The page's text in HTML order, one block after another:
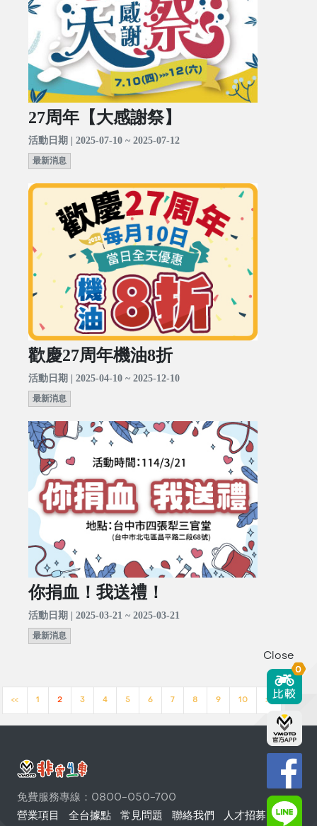
27周年【大感謝祭】
活動日期 | 2025-07-10 ~ 2025-07-12
最新消息
歡慶27周年機油8折
活動日期 | 2025-04-10 ~ 2025-12-10
最新消息
你捐血！我送禮！
活動日期 | 2025-03-21 ~ 2025-03-21
最新消息
<< 1 2 3 4 5 6 7 8 9 10 >>
免費服務專線：0800-050-700
營業項目
全台據點 常見問題 聯絡我們 人才招募
Close
0